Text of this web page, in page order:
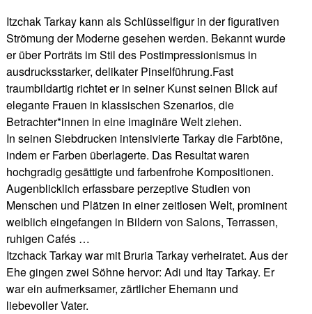
Itzchak Tarkay kann als Schlüsselfigur in der figurativen
Strömung der Moderne gesehen werden. Bekannt wurde
er über Porträts im Stil des Postimpressionismus in
ausdrucksstarker, delikater Pinselführung.Fast
traumbildartig richtet er in seiner Kunst seinen Blick auf
elegante Frauen in klassischen Szenarios, die
Betrachter*innen in eine imaginäre Welt ziehen.
In seinen Siebdrucken intensivierte Tarkay die Farbtöne,
indem er Farben überlagerte. Das Resultat waren
hochgradig gesättigte und farbenfrohe Kompositionen.
Augenblicklich erfassbare perzeptive Studien von
Menschen und Plätzen in einer zeitlosen Welt, prominent
weiblich eingefangen in Bildern von Salons, Terrassen,
ruhigen Cafés …
Itzchack Tarkay war mit Bruria Tarkay verheiratet. Aus der
Ehe gingen zwei Söhne hervor: Adi und Itay Tarkay. Er
war ein aufmerksamer, zärtlicher Ehemann und
liebevoller Vater.